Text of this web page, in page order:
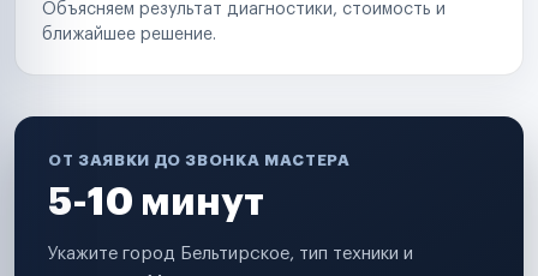
Объясняем результат диагностики, стоимость и
ближайшее решение.
ОТ ЗАЯВКИ ДО ЗВОНКА МАСТЕРА
5-10 минут
Укажите город Бельтирское, тип техники и